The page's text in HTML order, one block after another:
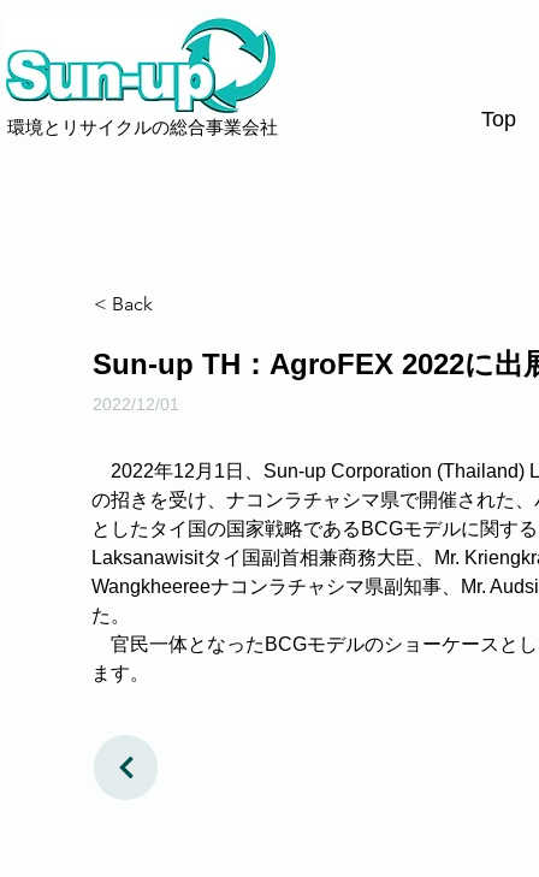
環境とリサイクルの総合事業会社 Top
< Back
Sun-up TH：AgroFEX 2022に出
2022/12/01
2022年12月1日、Sun-up Corporation (Thailand)
の招きを受け、ナコンラチャシマ県で開催された
としたタイ国の国家戦略であるBCGモデルに関す
Laksanawisitタイ国副首相兼商務大臣、Mr.
Wangkheereeナコンラチャシマ県副知事、Mr.
た。
官民一体となったBCGモデルのショーケースと
ます。